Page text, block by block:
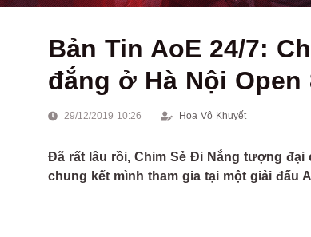
Bản Tin AoE 24/7:
đắng ở Hà Nội Open
29/12/2019 10:26 Hoa Vô Khuyết
Đã rất lâu rồi, Chim Sẻ Đi Nắng tượng đại
chung kết mình tham gia tại một giải đấu